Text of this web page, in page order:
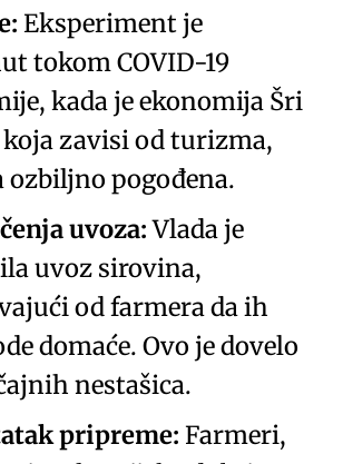
Eksperiment je
tokomCOVID-19
, kada je ekonomija Šri
zavisi od turizma,
ozbiljno pogođena.
uvoza:Vlada je
uvoz sirovina,
od farmera da ih
domaće. Ovo je dovelo
nestašica.
pripreme: Farmeri,